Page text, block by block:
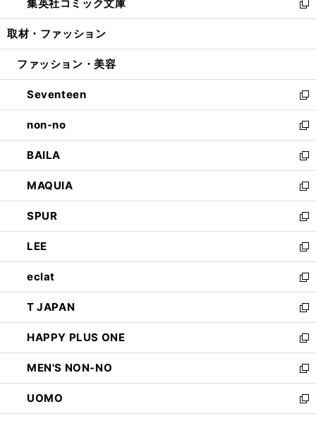
く
で
開
ド
ウ
開
ィ
ン
ウ
開
く
い
ウ
ン
ウ
で
開
く
集英社コミック文庫
新
し
ウ
ン
ド
ウ
で
開
く
取材・ファッション
ファッション・美容
Seventeen
新
し
い
ウ
ィ
ン
ド
ウ
で
開
く
non-no
新
し
い
ウ
ィ
ン
ド
ウ
で
開
く
BAILA
新
し
い
ウ
ィ
ン
ド
ウ
で
開
く
MAQUIA
新
し
い
ウ
ィ
ン
ド
ウ
で
開
く
SPUR
新
し
い
ウ
ィ
ン
ド
ウ
で
開
く
LEE
新
し
い
ウ
ィ
ン
ド
ウ
で
開
く
eclat
新
し
い
ウ
ィ
ン
ド
ウ
で
開
T JAPAN
新
し
い
ウ
ィ
ン
ド
ウ
HAPPY PLUS ONE
新
し
い
ウ
ィ
ン
MEN'S NON-NO
新
し
い
ウ
UOMO
新
し